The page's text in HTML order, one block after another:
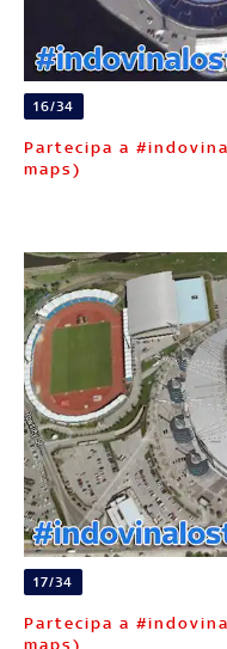
16/34
Partecipa a #indovinalostadio (immagine da google
maps)
17/34
Partecipa a #indovinalostadio (immagine da google
maps)